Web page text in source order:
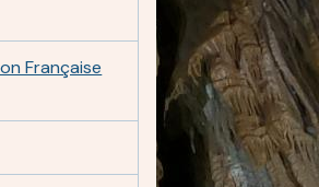
Française